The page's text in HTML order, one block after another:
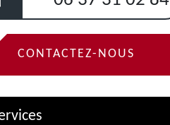
CONTACTEZ-NOUS